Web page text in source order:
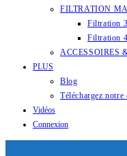
FILTRATION
Filtration
Filtration
ACCESSOIRES
PLUS
Blog
Téléchargez notre
Vidéos
Connexion